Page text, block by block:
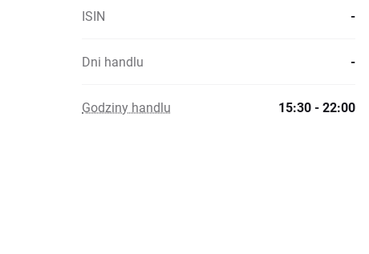
ISIN -
Dni handlu -
Godziny handlu 15:30 - 22:00